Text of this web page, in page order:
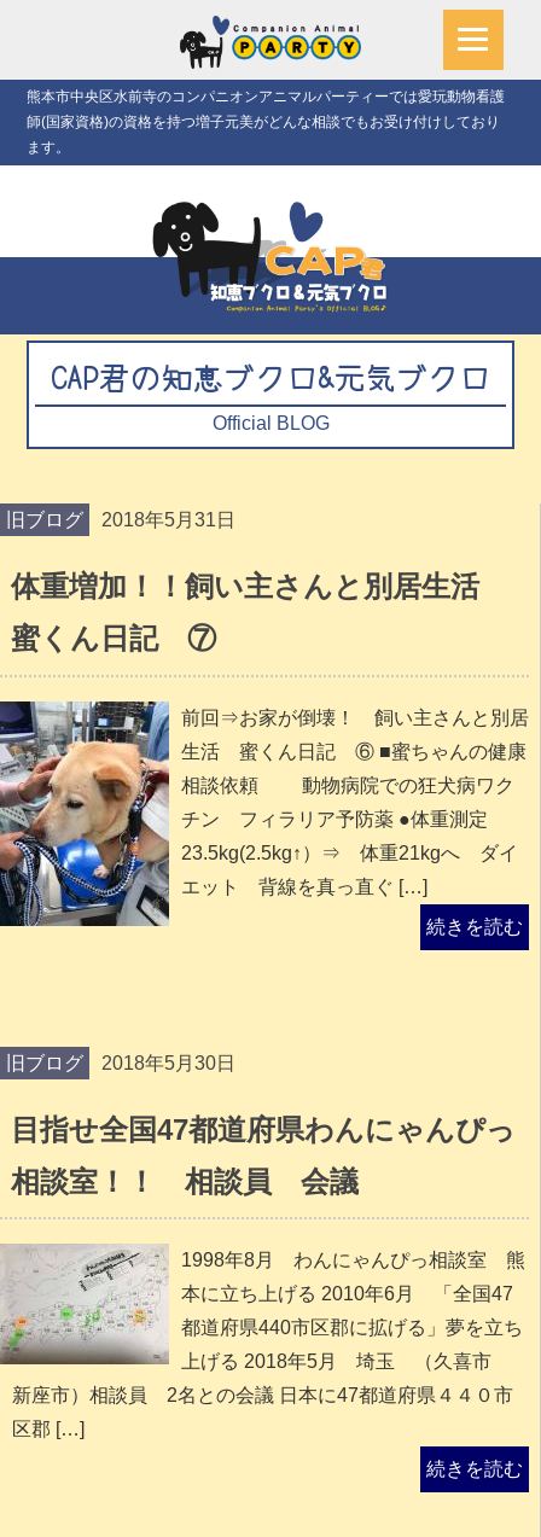
熊本市中央区水前寺のコンパニオンアニマルパーティーでは愛玩動物看護
師(国家資格)の資格を持つ増子元美がどんな相談でもお受け付けしており
ます。
CAP君の知恵ブクロ&元気ブクロ
Official BLOG
旧ブログ 2018年5月31日
体重増加！！飼い主さんと別居生活
蜜くん日記 ⑦
前回⇒お家が倒壊！ 飼い主さんと別居
生活 蜜くん日記 ⑥ ■蜜ちゃんの健康
相談依頼 動物病院での狂犬病ワク
チン フィラリア予防薬 ●体重測定
23.5kg(2.5kg↑）⇒ 体重21kgへ ダイ
エット 背線を真っ直ぐ […]
続きを読む
旧ブログ 2018年5月30日
目指せ全国47都道府県わんにゃんぴっ
相談室！！ 相談員 会議
1998年8月 わんにゃんぴっ相談室 熊
本に立ち上げる 2010年6月 「全国47
都道府県440市区郡に拡げる」夢を立ち
上げる 2018年5月 埼玉 （久喜市
新座市）相談員 2名との会議 日本に47都道府県４４０市
区郡 […]
続きを読む